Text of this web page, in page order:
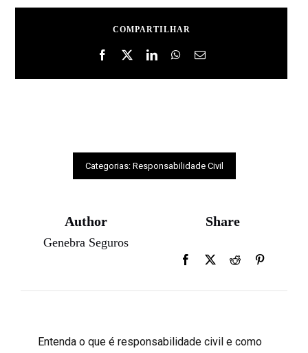
COMPARTILHAR
Categorias: Responsabilidade Civil
Author
Genebra Seguros
Share
Entenda o que é responsabilidade civil e como